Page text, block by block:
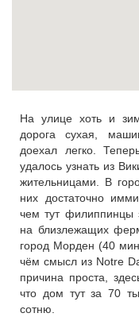
На улице хоть и
дорога сухая,
доехал легко.
удалось узнать из
жительницами. В
них достаточно
чем тут филиппинцы
на близлежащих
город Морден (40
чём смысл из Notre
причина проста,
что дом тут за 70
сотню.